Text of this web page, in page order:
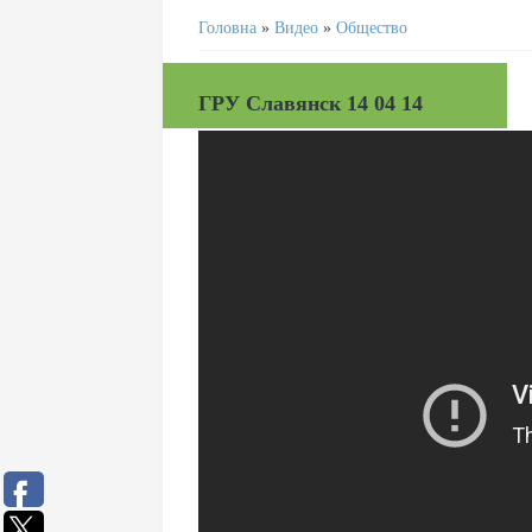
Головна » Видео » Общество
ГРУ Славянск 14 04 14